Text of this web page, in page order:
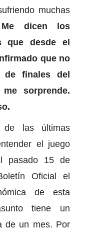
muchas
dicen los
que desde el
que no
de finales del
sorprende.
de las últimas
el juego
pasado 15 de
Oficial el
de esta
tiene un
de un mes. Por